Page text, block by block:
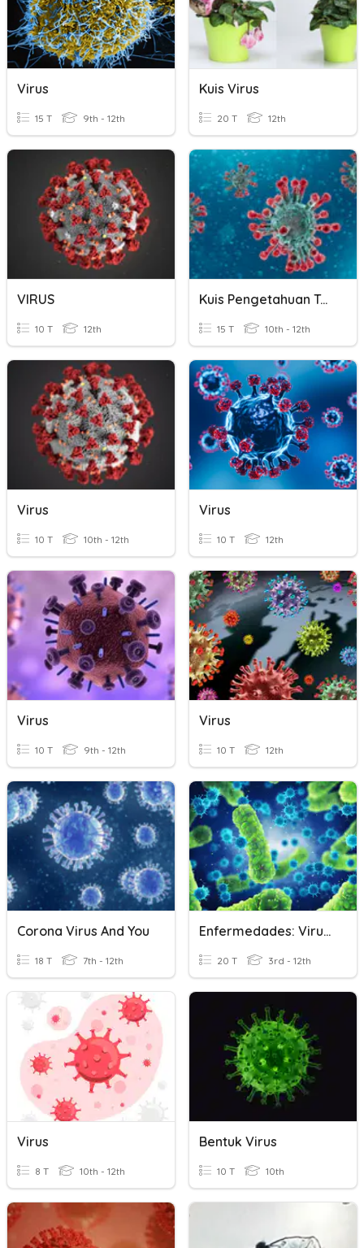
Virus
15 T 9th - 12th
Kuis Virus
20 T 12th
VIRUS
10 T 12th
Kuis Pengetahuan Tentang Virus Dan Virus Corona
15 T 10th - 12th
Virus
10 T 10th - 12th
Virus
10 T 12th
Virus
10 T 9th - 12th
Virus
10 T 12th
Corona Virus And You
18 T 7th - 12th
Enfermedades: Virus Y Bacterias
20 T 3rd - 12th
Virus
8 T 10th - 12th
Bentuk Virus
10 T 10th